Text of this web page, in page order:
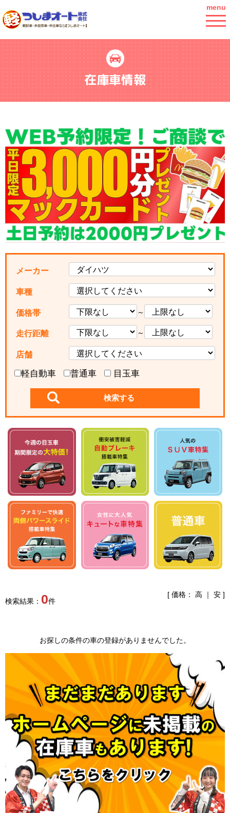
menu
在庫車情報
メーカー
車種
価格帯 ～
走行距離 ～
店舗
軽自動車 普通車 目玉車
検索結果： 0件
[ 価格： 高 ｜ 安 ]
お探しの条件の車の登録がありませんでした。